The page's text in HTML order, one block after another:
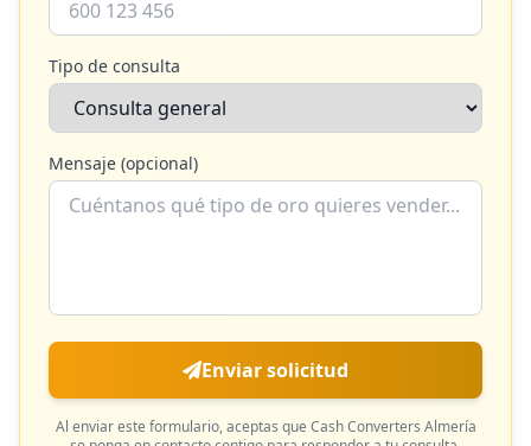
Tipo de consulta
Mensaje (opcional)
Enviar solicitud
Al enviar este formulario, aceptas que Cash Converters Almería